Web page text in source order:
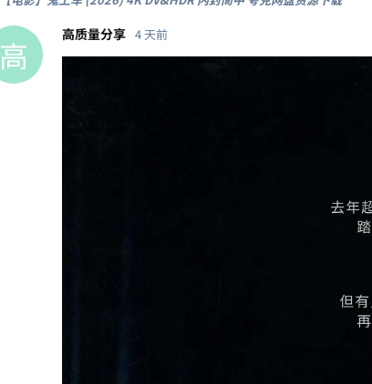
高 高质量分享 4 天前